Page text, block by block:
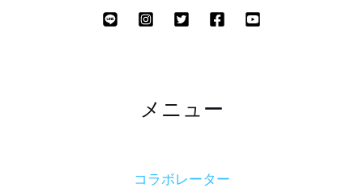
メニュー
コラボレーター